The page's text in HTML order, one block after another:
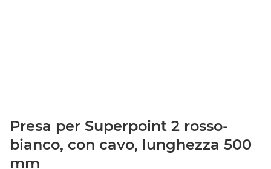
Presa per Superpoint 2 rosso-
bianco, con cavo, lunghezza 500
mm